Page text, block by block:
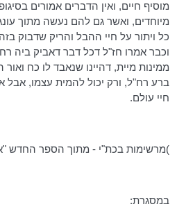
מוסיף חיים, ואין הדברים אמורים
מיוחדים, ואשר גם להם נעשה מתוך
כל ויתור על חיי ההבל והריק שדבוק
וכבר אמרו חז"לדכל דברדאביק ביה
ממינות מיית, דהיינו שנאבד לו כח
ברע רח"ל, ורק יכול להמית עצמו, אבל
חיי עולם.
)מרשימות בכת"י - מתוך הספר החדש
במסגרת: